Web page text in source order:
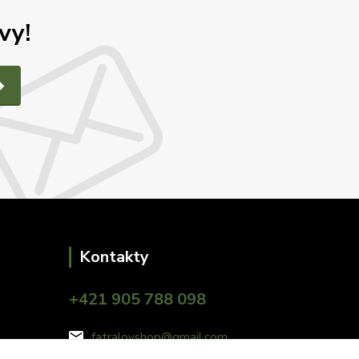
Kontakty
+421 905 788 098
fatralovshop@gmail.com